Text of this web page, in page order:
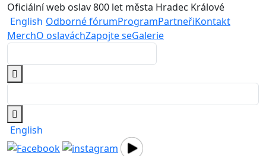
Oficiální web oslav 800 let města Hradec Králové
English Odborné fórumProgramPartneřiKontakt
MerchO oslaváchZapojte seGalerie
English